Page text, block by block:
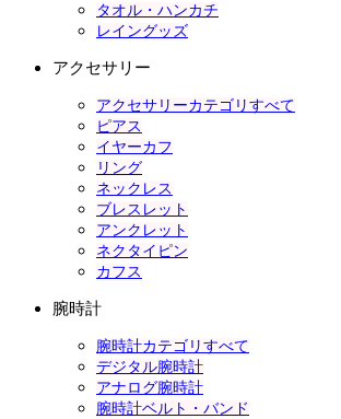
タオル・ハンカチ
レイングッズ
アクセサリー
アクセサリーカテゴリすべて
ピアス
イヤーカフ
リング
ネックレス
ブレスレット
アンクレット
ネクタイピン
カフス
腕時計
腕時計カテゴリすべて
デジタル腕時計
アナログ腕時計
腕時計ベルト・バンド